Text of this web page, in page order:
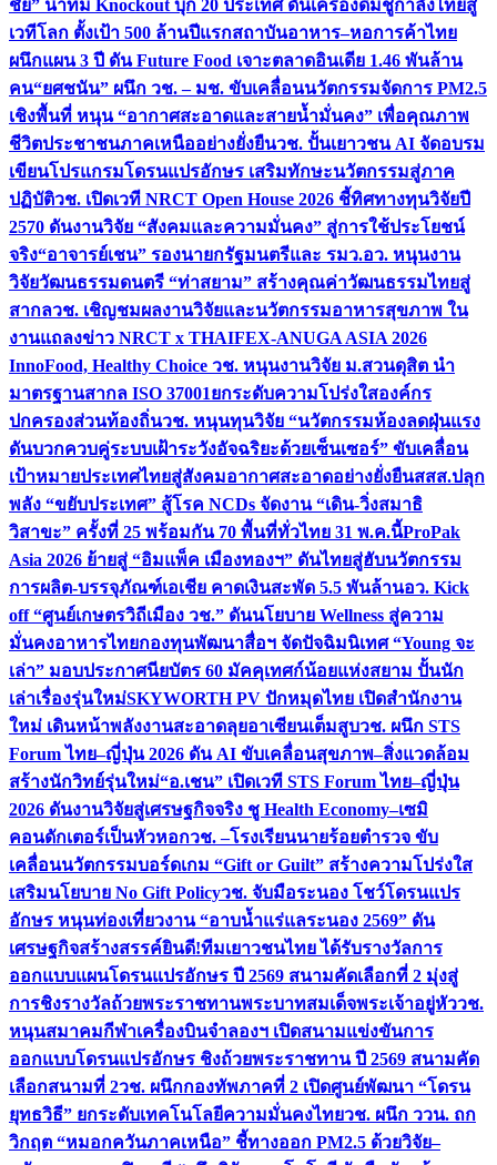
ชัย” นำทีม Knockout บุก 20 ประเทศ ดันเครื่องดื่มชูกำลังไทยสู่
เวทีโลก ตั้งเป้า 500 ล้านปีแรกสถาบันอาหาร–หอการค้าไทย
ผนึกแผน 3 ปี ดัน Future Food เจาะตลาดอินเดีย 1.46 พันล้าน
คน“ยศชนัน” ผนึก วช. – มช. ขับเคลื่อนนวัตกรรมจัดการ PM2.5
เชิงพื้นที่ หนุน “อากาศสะอาดและสายน้ำมั่นคง” เพื่อคุณภาพ
ชีวิตประชาชนภาคเหนืออย่างยั่งยืนวช. ปั้นเยาวชน AI จัดอบรม
เขียนโปรแกรมโดรนแปรอักษร เสริมทักษะนวัตกรรมสู่ภาค
ปฏิบัติวช. เปิดเวที NRCT Open House 2026 ชี้ทิศทางทุนวิจัยปี
2570 ดันงานวิจัย “สังคมและความมั่นคง” สู่การใช้ประโยชน์
จริง“อาจารย์เชน” รองนายกรัฐมนตรีและ รมว.อว. หนุนงาน
วิจัยวัฒนธรรมดนตรี “ท่าสยาม” สร้างคุณค่าวัฒนธรรมไทยสู่
สากลวช. เชิญชมผลงานวิจัยและนวัตกรรมอาหารสุขภาพ ใน
งานแถลงข่าว NRCT x THAIFEX-ANUGA ASIA 2026
InnoFood, Healthy Choice วช. หนุนงานวิจัย ม.สวนดุสิต นำ
มาตรฐานสากล ISO 37001ยกระดับความโปร่งใสองค์กร
ปกครองส่วนท้องถิ่นวช. หนุนทุนวิจัย “นวัตกรรมห้องลดฝุ่นแรง
ดันบวกควบคู่ระบบเฝ้าระวังอัจฉริยะด้วยเซ็นเซอร์” ขับเคลื่อน
เป้าหมายประเทศไทยสู่สังคมอากาศสะอาดอย่างยั่งยืนสสส.ปลุก
พลัง “ขยับประเทศ” สู้โรค NCDs จัดงาน “เดิน-วิ่งสมาธิ
วิสาขะ” ครั้งที่ 25 พร้อมกัน 70 พื้นที่ทั่วไทย 31 พ.ค.นี้ProPak
Asia 2026 ย้ายสู่ “อิมแพ็ค เมืองทองฯ” ดันไทยสู่ฮับนวัตกรรม
การผลิต-บรรจุภัณฑ์เอเชีย คาดเงินสะพัด 5.5 พันล้านอว. Kick
off “ศูนย์เกษตรวิถีเมือง วช.” ดันนโยบาย Wellness สู่ความ
มั่นคงอาหารไทยกองทุนพัฒนาสื่อฯ จัดปัจฉิมนิเทศ “Young จะ
เล่า” มอบประกาศนียบัตร 60 มัคคุเทศก์น้อยแห่งสยาม ปั้นนัก
เล่าเรื่องรุ่นใหม่SKYWORTH PV ปักหมุดไทย เปิดสำนักงาน
ใหม่ เดินหน้าพลังงานสะอาดลุยอาเซียนเต็มสูบวช. ผนึก STS
Forum ไทย–ญี่ปุ่น 2026 ดัน AI ขับเคลื่อนสุขภาพ–สิ่งแวดล้อม
สร้างนักวิทย์รุ่นใหม่“อ.เชน” เปิดเวที STS Forum ไทย–ญี่ปุ่น
2026 ดันงานวิจัยสู่เศรษฐกิจจริง ชู Health Economy–เซมิ
คอนดักเตอร์เป็นหัวหอกวช. –โรงเรียนนายร้อยตำรวจ ขับ
เคลื่อนนวัตกรรมบอร์ดเกม “Gift or Guilt” สร้างความโปร่งใส
เสริมนโยบาย No Gift Policyวช. จับมือระนอง โชว์โดรนแปร
อักษร หนุนท่องเที่ยวงาน “อาบน้ำแร่แลระนอง 2569” ดัน
เศรษฐกิจสร้างสรรค์ยินดี!ทีมเยาวชนไทย ได้รับรางวัลการ
ออกแบบแผนโดรนแปรอักษร ปี 2569 สนามคัดเลือกที่ 2 มุ่งสู่
การชิงรางวัลถ้วยพระราชทานพระบาทสมเด็จพระเจ้าอยู่หัววช.
หนุนสมาคมกีฬาเครื่องบินจำลองฯ เปิดสนามแข่งขันการ
ออกแบบโดรนแปรอักษร ชิงถ้วยพระราชทาน ปี 2569 สนามคัด
เลือกสนามที่ 2วช. ผนึกกองทัพภาคที่ 2 เปิดศูนย์พัฒนา “โดรน
ยุทธวิธี” ยกระดับเทคโนโลยีความมั่นคงไทยวช. ผนึก ววน. ถก
วิกฤต “หมอกควันภาคเหนือ” ชี้ทางออก PM2.5 ด้วยวิจัย–